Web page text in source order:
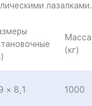
лазалками.
Масса
(кг)
× 8,1 1000